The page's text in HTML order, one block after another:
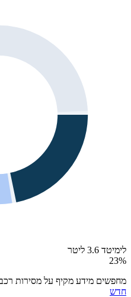
לימיטד 3.6 ליטר
23%
מחפשים מידע מקיף על מסירות
חדש